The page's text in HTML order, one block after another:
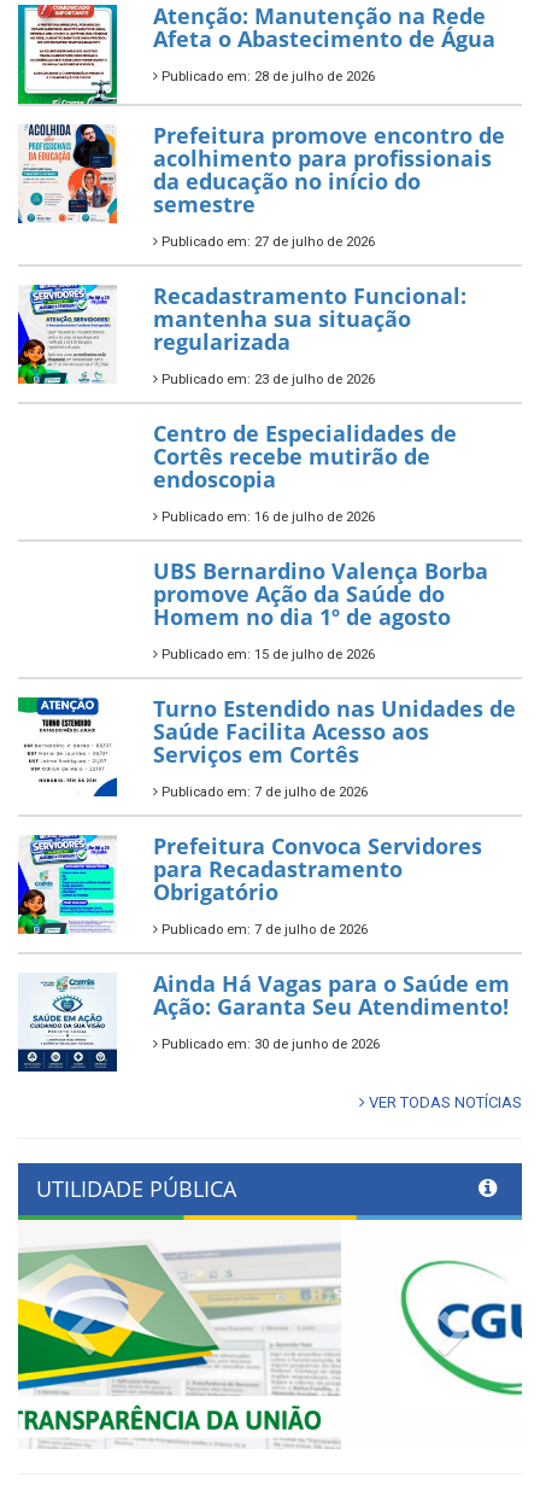
Atenção: Manutenção na Rede
Afeta o Abastecimento de Água
Publicado em: 28 de julho de 2026
Prefeitura promove encontro de
acolhimento para profissionais
da educação no início do
semestre
Publicado em: 27 de julho de 2026
Recadastramento Funcional:
mantenha sua situação
regularizada
Publicado em: 23 de julho de 2026
Centro de Especialidades de
Cortês recebe mutirão de
endoscopia
Publicado em: 16 de julho de 2026
UBS Bernardino Valença Borba
promove Ação da Saúde do
Homem no dia 1º de agosto
Publicado em: 15 de julho de 2026
Turno Estendido nas Unidades de
Saúde Facilita Acesso aos
Serviços em Cortês
Publicado em: 7 de julho de 2026
Prefeitura Convoca Servidores
para Recadastramento
Obrigatório
Publicado em: 7 de julho de 2026
Ainda Há Vagas para o Saúde em
Ação: Garanta Seu Atendimento!
Publicado em: 30 de junho de 2026
VER TODAS NOTÍCIAS
UTILIDADE PÚBLICA
Previous Next